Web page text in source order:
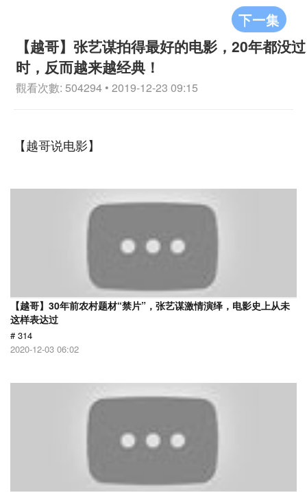
下一集
【越哥】张艺谋拍得最好的电影，20年都没过
时，反而越来越经典！
觀看次數: 504294 • 2019-12-23 09:15
【越哥说电影】
【越哥】30年前农村题材“禁片”，张艺谋激情演绎，电影史上从未
这样表达过
# 314
2020-12-03 06:02